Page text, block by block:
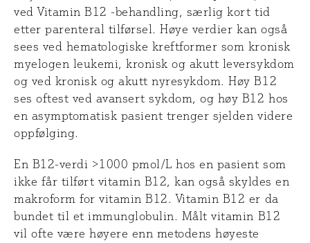
ved Vitamin B12 -behandling, særlig kort tid
etter parenteral tilførsel. Høye verdier kan også
sees ved hematologiske kreftformer som kronisk
myelogen leukemi, kronisk og akutt leversykdom
og ved kronisk og akutt nyresykdom. Høy B12
ses oftest ved avansert sykdom, og høy B12 hos
en asymptomatisk pasient trenger sjelden videre
oppfølging.
En B12-verdi >1000 pmol/L hos en pasient som
ikke får tilført vitamin B12, kan også skyldes en
makroform for vitamin B12. Vitamin B12 er da
bundet til et immunglobulin. Målt vitamin B12
vil ofte være høyere enn metodens høyeste